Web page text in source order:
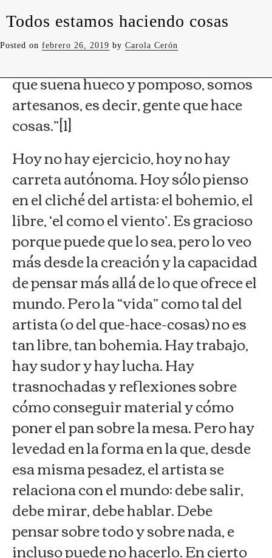
portátiles
contacto
Todos estamos haciendo cosas
Posted on febrero 26, 2019 by Carola Cerón
“En realidad, todos estamos
que suena hueco y pomposo, somos
artesanos, es decir, gente que hace
cosas.”[1]
Hoy no hay ejercicio, hoy no hay
carreta autónoma. Hoy sólo pienso
en el cliché del artista: el bohemio, el
libre, ‘el como el viento’. Es gracioso
porque puede que lo sea, pero lo veo
más desde la creación y la capacidad
de pensar más allá de lo que ofrece el
mundo. Pero la “vida” como tal del
artista (o del que-hace-cosas) no es
tan libre, tan bohemia. Hay trabajo,
hay sudor y hay lucha. Hay
trasnochadas y reflexiones sobre
cómo conseguir material y cómo
poner el pan sobre la mesa. Pero hay
levedad en la forma en la que, desde
esa misma pesadez, el artista se
relaciona con el mundo: debe salir,
debe mirar, debe hablar. Debe
pensar sobre todo y sobre nada, e
incluso puede no hacerlo. En cierto